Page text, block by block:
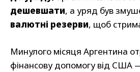
дешевшати, а уряд був
валютні резерви, щоб
Минулого місяця Аргентина
фінансову допомогу від США